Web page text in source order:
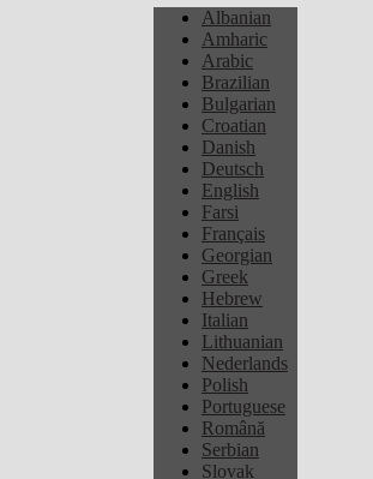
Albanian
Amharic
Arabic
Brazilian
Bulgarian
Croatian
Danish
Deutsch
English
Farsi
Français
Georgian
Greek
Hebrew
Italian
Lithuanian
Nederlands
Polish
Portuguese
Română
Serbian
Slovak